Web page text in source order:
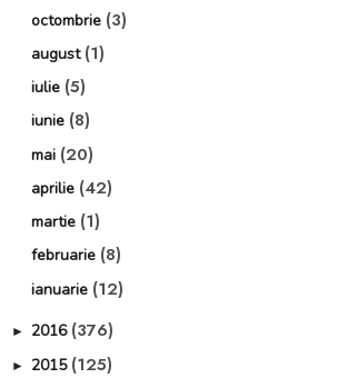
octombrie (3)
august (1)
iulie (5)
iunie (8)
mai (20)
aprilie (42)
martie (1)
februarie (8)
ianuarie (12)
► 2016 (376)
► 2015 (125)